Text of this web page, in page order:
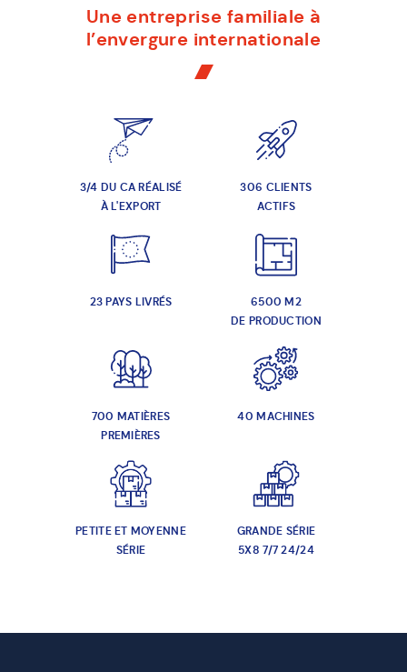
Une entreprise familiale à
l’envergure internationale
3/4 DU CA RÉALISÉ
À L'EXPORT
306 CLIENTS
ACTIFS
23 PAYS LIVRÉS
6500 M2
DE PRODUCTION
700 MATIÈRES
PREMIÈRES
40 MACHINES
PETITE ET MOYENNE
SÉRIE
GRANDE SÉRIE
5X8 7/7 24/24